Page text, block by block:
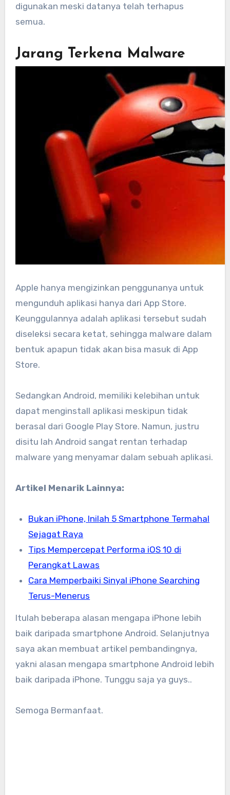
digunakan meski datanya telah terhapus
semua.
Jarang Terkena Malware
Apple hanya mengizinkan penggunanya untuk
mengunduh aplikasi hanya dari App Store.
Keunggulannya adalah aplikasi tersebut sudah
diseleksi secara ketat, sehingga malware dalam
bentuk apapun tidak akan bisa masuk di App
Store.
Sedangkan Android, memiliki kelebihan untuk
dapat menginstall aplikasi meskipun tidak
berasal dari Google Play Store. Namun, justru
disitu lah Android sangat rentan terhadap
malware yang menyamar dalam sebuah aplikasi.
Artikel Menarik Lainnya:
Bukan iPhone, Inilah 5 Smartphone Termahal
Sejagat Raya
Tips Mempercepat Performa iOS 10 di
Perangkat Lawas
Cara Memperbaiki Sinyal iPhone Searching
Terus-Menerus
Itulah beberapa alasan mengapa iPhone lebih
baik daripada smartphone Android. Selanjutnya
saya akan membuat artikel pembandingnya,
yakni alasan mengapa smartphone Android lebih
baik daripada iPhone. Tunggu saja ya guys..
Semoga Bermanfaat.